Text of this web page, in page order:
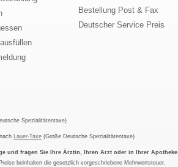
Bestellung Post & Fax
Deutscher Service Preis
Spezialitätentaxe)
Lauer-Taxe (Große Deutsche Spezialitätentaxe)
und fragen Sie Ihre Ärztin, Ihren Arzt oder in Ihrer Apotheke.
beinhalten die gesetzlich vorgeschriebene Mehrwertsteuer.